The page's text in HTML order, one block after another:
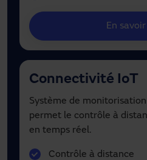
En
Connectivité IoT
Système de
permet le contrôle à
en temps réel.
Contrôle à distance